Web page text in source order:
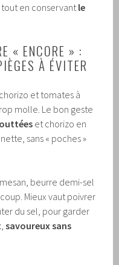
tout en conservantle
« ENCORE » :
À ÉVITER
et tomates à
molle. Le bon geste
et chorizo en
sans « poches »
beurre demi-sel
Mieux vaut poivrer
du sel, pour garder
,savoureux sans